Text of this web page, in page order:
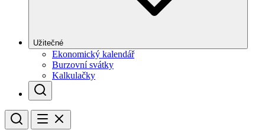
Užitečné
Ekonomický kalendář
Burzovní svátky
Kalkulačky